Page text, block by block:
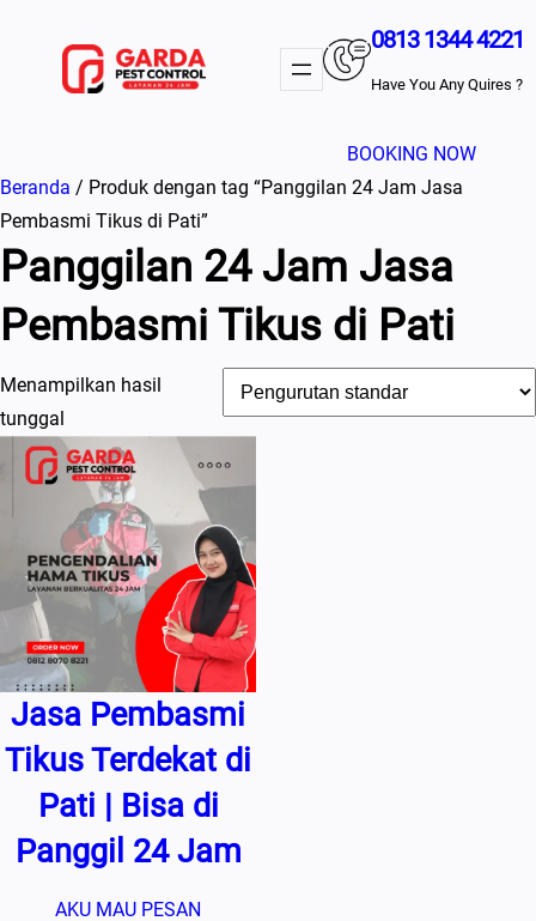
0813 1344 4221
Have You Any Quires ?
BOOKING NOW
Beranda / Produk dengan tag “Panggilan 24 Jam Jasa
Pembasmi Tikus di Pati”
Panggilan 24 Jam Jasa
Pembasmi Tikus di Pati
Menampilkan hasil
tunggal
Jasa Pembasmi
Tikus Terdekat di
Pati | Bisa di
Panggil 24 Jam
AKU MAU PESAN